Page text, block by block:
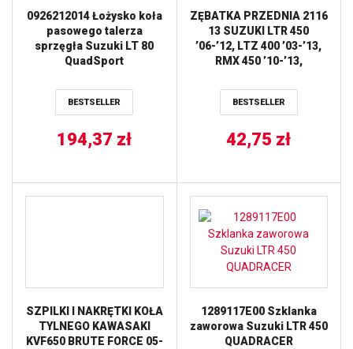
0926212014 Łożysko koła
pasowego talerza
sprzęgła Suzuki LT 80
QuadSport
BESTSELLER
194,37 zł
ZĘBATKA PRZEDNIA 2116
13 SUZUKI LTR 450
’06-’12, LTZ 400 ’03-’13,
RMX 450 ’10-’13,
HYOSUNG TE 450
(JTF1401.13)* (ŁAŃC.
BESTSELLER
42,75 zł
SZPILKI I NAKRĘTKI KOŁA
TYLNEGO KAWASAKI
KVF650 BRUTE FORCE 05-
1289117E00 Szklanka
zaworowa Suzuki LTR 450
QUADRACER